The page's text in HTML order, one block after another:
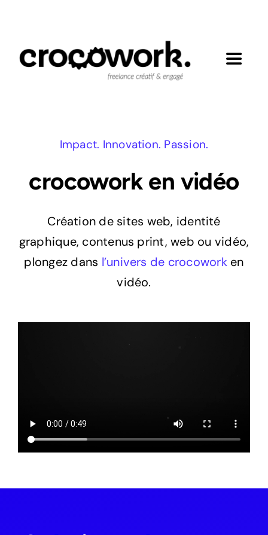
Toggle
Réalisations
Expertises
Contact
Impact. Innovation. Passion.
crocowork en vidéo
Création de sites web, identité
graphique, contenus print, web ou vidéo,
plongez dans l’univers de crocoworken
vidéo.